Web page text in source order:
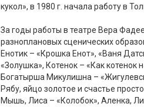
кукол», в 1980 г. начала работу в
За годы работы в театре Вера
разноплановых сценических
Енотик – «Крошка Енот», «Ваня
«Золушка», Котенок – «Как
Богатырша Микулишна –
Рябу, яйцо золотое и счастье
Мышь, Лиса – «Колобок», Аленка,